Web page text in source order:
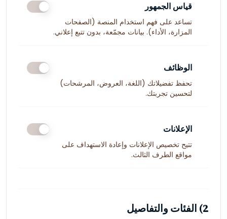
قياس الجمهور
تساعد على فهم استخدام المنصة (الصفحات
المزارة، الأداء). بيانات مجمّعة، بدون تتبع إعلاني.
الوظائف
تحفظ تفضيلاتك (اللغة، العروض، المرشحات)
لتحسين تجربتك.
الإعلانات
تتيح تخصيص الإعلانات وإعادة الاستهداف على
مواقع الطرف الثالث.
2) الفئات والتفاصيل